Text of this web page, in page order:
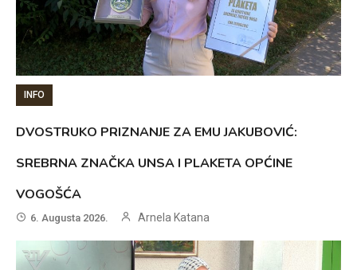
INFO
DVOSTRUKO PRIZNANJE ZA EMU JAKUBOVIĆ:
SREBRNA ZNAČKA UNSA I PLAKETA OPĆINE
VOGOŠĆA
6. Augusta 2026. Arnela Katana